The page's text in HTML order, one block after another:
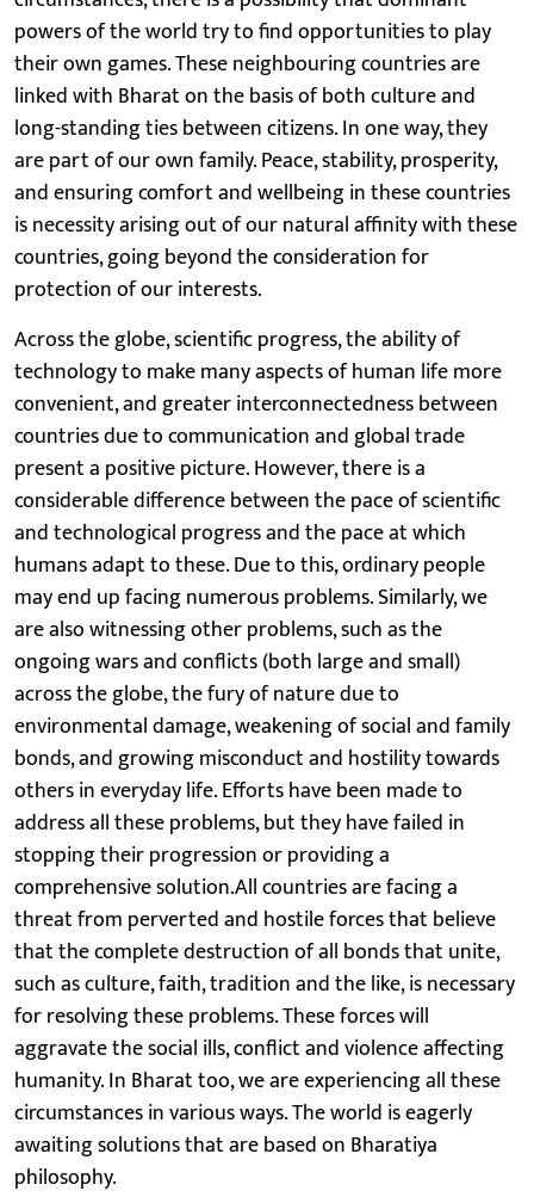
powers of the world try to find opportunities to play
their own games. These neighbouring countries are
linked with Bharat on the basis of both culture and
long-standing ties between citizens. In one way, they
are part of our own family. Peace, stability, prosperity,
and ensuring comfort and wellbeing in these countries
is necessity arising out of our natural affinity with these
countries, going beyond the consideration for
protection of our interests.
Across the globe, scientific progress, the ability of
technology to make many aspects of human life more
convenient, and greater interconnectedness between
countries due to communication and global trade
present a positive picture. However, there is a
considerable difference between the pace of scientific
and technological progress and the pace at which
humans adapt to these. Due to this, ordinary people
may end up facing numerous problems. Similarly, we
are also witnessing other problems, such as the
ongoing wars and conflicts (both large and small)
across the globe, the fury of nature due to
environmental damage, weakening of social and family
bonds, and growing misconduct and hostility towards
others in everyday life. Efforts have been made to
address all these problems, but they have failed in
stopping their progression or providing a
comprehensive solution.All countries are facing a
threat from perverted and hostile forces that believe
that the complete destruction of all bonds that unite,
such as culture, faith, tradition and the like, is necessary
for resolving these problems. These forces will
aggravate the social ills, conflict and violence affecting
humanity. In Bharat too, we are experiencing all these
circumstances in various ways. The world is eagerly
awaiting solutions that are based on Bharatiya
philosophy.